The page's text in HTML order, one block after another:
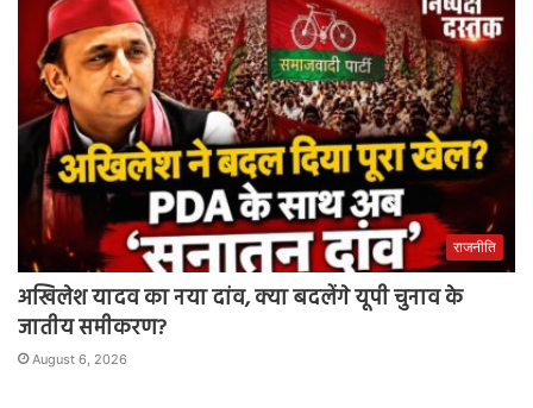
राजनीति
अखिलेश यादव का नया दांव, क्या बदलेंगे यूपी चुनाव के
जातीय समीकरण?
August 6, 2026